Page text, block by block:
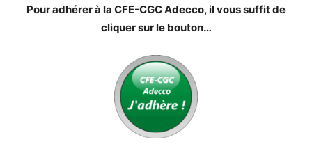
Pour adhérer à la CFE-CGC Adecco, il vous suffit de
cliquer sur le bouton…